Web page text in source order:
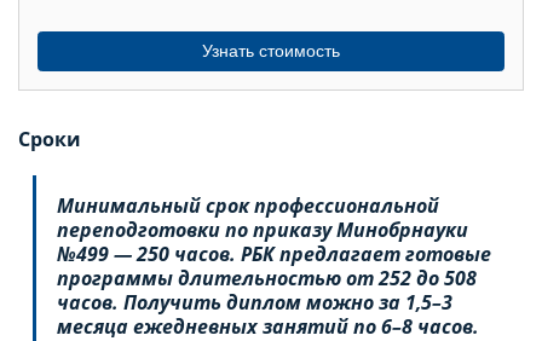
Узнать стоимость
Сроки
Минимальный срок профессиональной
переподготовки по приказу Минобрнауки
№499 — 250 часов. РБК предлагает готовые
программы длительностью от 252 до 508
часов. Получить диплом можно за 1,5–3
месяца ежедневных занятий по 6–8 часов.